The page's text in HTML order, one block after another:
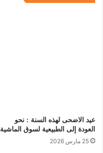
عيد الاضحى لهذه السنة : نحو
العودة إلى الطبيعية لسوق الماشية
25 مارس 2026